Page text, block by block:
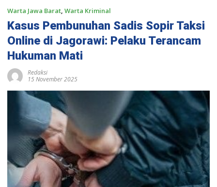
Warta Jawa Barat, Warta Kriminal
Kasus Pembunuhan Sadis Sopir Taksi
Online di Jagorawi: Pelaku Terancam
Hukuman Mati
Redaksi
15 November 2025